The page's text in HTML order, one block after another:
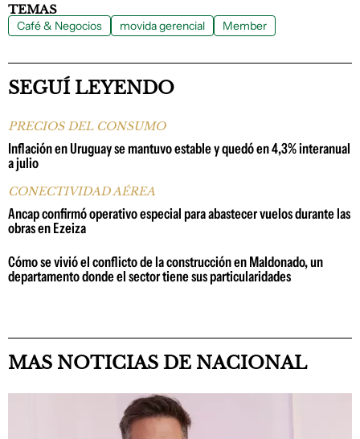
TEMAS
Café & Negocios movida gerencial Member
SEGUÍ LEYENDO
PRECIOS DEL CONSUMO
Inflación en Uruguay se mantuvo estable y quedó en 4,3% interanual
a julio
CONECTIVIDAD AÉREA
Ancap confirmó operativo especial para abastecer vuelos durante las
obras en Ezeiza
Cómo se vivió el conflicto de la construcción en Maldonado, un
departamento donde el sector tiene sus particularidades
MAS NOTICIAS DE NACIONAL